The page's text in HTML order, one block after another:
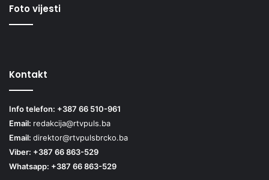
Foto vijesti
Kontakt
Info telefon: +387 66 510-961
Email: redakcija@rtvpuls.ba
Email: direktor@rtvpulsbrcko.ba
Viber: +387 66 863-529
Whatsapp: +387 66 863-529